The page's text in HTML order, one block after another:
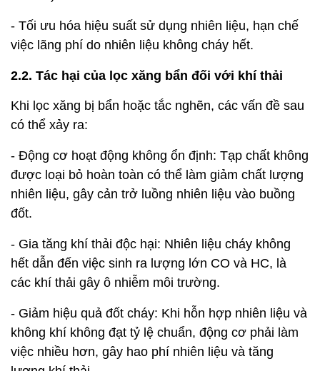
- Tối ưu hóa hiệu suất sử dụng nhiên liệu, hạn chế
việc lãng phí do nhiên liệu không cháy hết.
2.2. Tác hại của lọc xăng bẩn đối với khí thải
Khi lọc xăng bị bẩn hoặc tắc nghẽn, các vấn đề sau
có thể xảy ra:
- Động cơ hoạt động không ổn định: Tạp chất không
được loại bỏ hoàn toàn có thể làm giảm chất lượng
nhiên liệu, gây cản trở luồng nhiên liệu vào buồng
đốt.
- Gia tăng khí thải độc hại: Nhiên liệu cháy không
hết dẫn đến việc sinh ra lượng lớn CO và HC, là
các khí thải gây ô nhiễm môi trường.
- Giảm hiệu quả đốt cháy: Khi hỗn hợp nhiên liệu và
không khí không đạt tỷ lệ chuẩn, động cơ phải làm
việc nhiều hơn, gây hao phí nhiên liệu và tăng